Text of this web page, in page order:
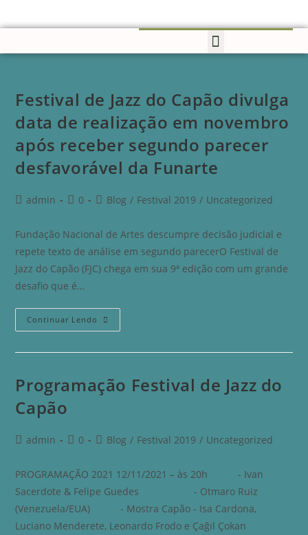
Festival de Jazz do Capão divulga
data de realização em novembro
após receber segundo parecer
desfavorável da Funarte
admin 0 Blog / Festival 2019 / Uncategorized
Fundação Nacional de Artes descumpre decisão judicial e
repete texto de análise em segundo parecerO Festival de
Jazz do Capão (FJC) chega em sua 9ª edição com um grande
desafio que é…
Continuar Lendo
Programação Festival de Jazz do
Capão
admin 0 Blog / Festival 2019 / Uncategorized
PROGRAMAÇÃO 2021 12/11/2021 – às 20h - Ivan
Sacerdote & Felipe Guedes - Otmaro Ruiz
(Venezuela/EUA) - Mostra Capão - Isa Cardona,
Luciano Menderete, Leonardo Frodo e Çağıl Çokan